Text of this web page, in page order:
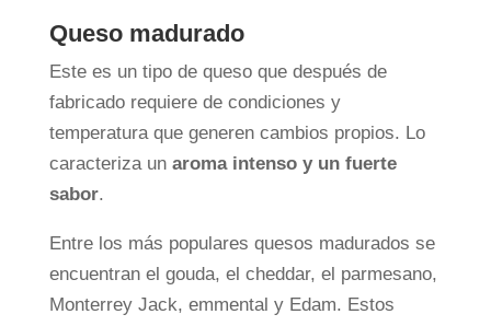
Queso madurado
Este es un tipo de queso que después de
fabricado requiere de condiciones y
temperatura que generen cambios propios. Lo
caracteriza un aroma intenso y un fuerte
sabor.
Entre los más populares quesos madurados se
encuentran el gouda, el cheddar, el parmesano,
Monterrey Jack, emmental y Edam. Estos